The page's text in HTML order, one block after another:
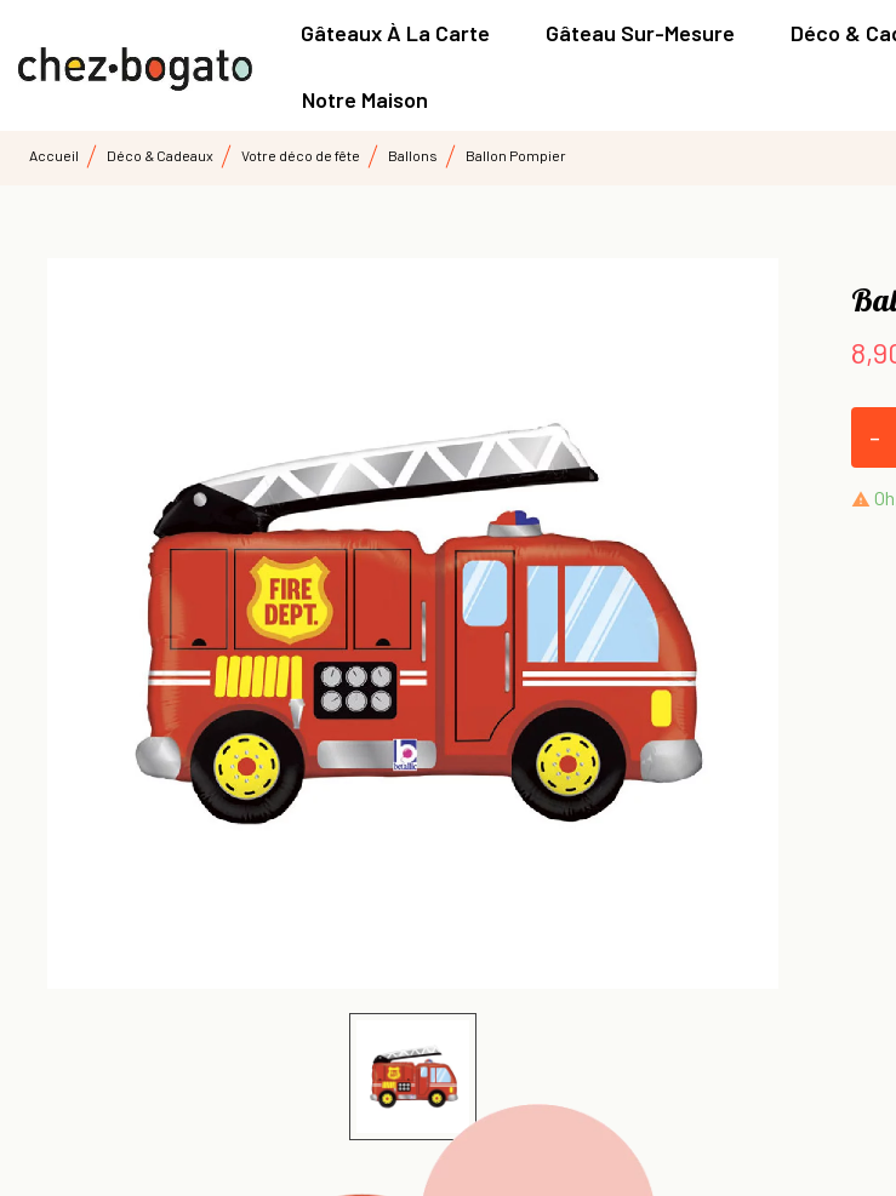
Gâteaux À La Carte Gâteau Sur-Mesure Déco &
Notre Maison
Accueil Déco & Cadeaux Votre déco de fête Ballons Ballon Pompier
-
